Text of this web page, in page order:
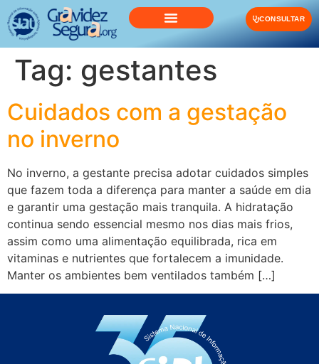
conteúdo
CONSULTAR
Tag: gestantes
Cuidados com a gestação
no inverno
No inverno, a gestante precisa adotar cuidados simples
que fazem toda a diferença para manter a saúde em dia
e garantir uma gestação mais tranquila. A hidratação
continua sendo essencial mesmo nos dias mais frios,
assim como uma alimentação equilibrada, rica em
vitaminas e nutrientes que fortalecem a imunidade.
Manter os ambientes bem ventilados também […]